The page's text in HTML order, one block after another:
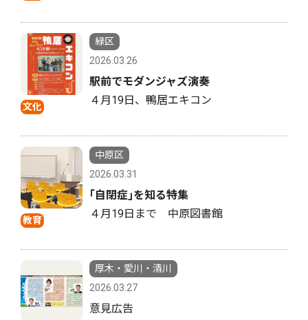
文化
緑区
2026.03.26
駅前でモダンジャズ演奏
４月19日、鴨居エキコン
教育
中原区
2026.03.31
｢自閉症｣を知る特集
４月19日まで 中原図書館
厚木・愛川・清川
2026.03.27
意見広告